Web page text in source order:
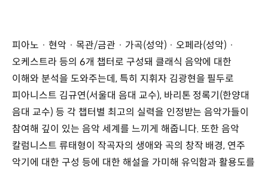
피아노 · 현악 · 목관/금관 · 가곡(성악) · 오페라(성악) ·
오케스트라 등의 6개 챕터로 구성돼 클래식 음악에 대한
이해와 분석을 도와주는데, 특히 지휘자 김광현을 필두로
피아니스트 김규연(서울대 음대 교수), 바리톤 정록기(한양대
음대 교수) 등 각 챕터별 최고의 실력을 인정받는 음악가들이
참여해 깊이 있는 음악 세계를 느끼게 해줍니다. 또한 음악
칼럼니스트 류태형이 작곡자의 생애와 곡의 창작 배경, 연주
악기에 대한 구성 등에 대한 해설을 가미해 유익함과 활용도를